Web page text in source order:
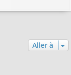
Aller à